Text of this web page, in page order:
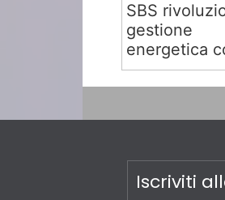
SBS
gestione
energetica
Iscriviti